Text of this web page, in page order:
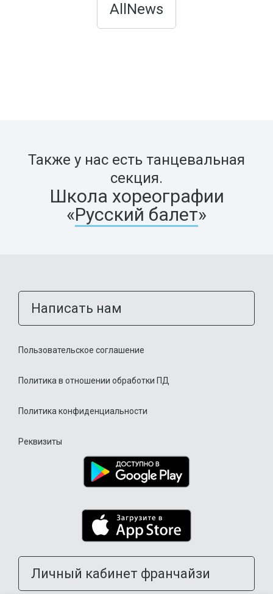
AllNews
Также у нас есть танцевальная
секция.
Школа хореографии
«Русский балет»
Написать нам
Пользовательское соглашение
Политика в отношении обработки ПД
Политика конфиденциальности
Реквизиты
Личный кабинет франчайзи